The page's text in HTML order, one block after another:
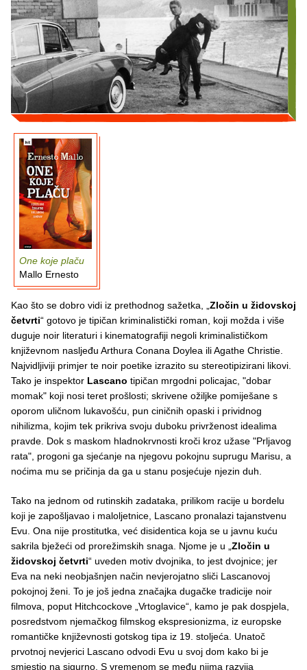
One koje plaču
Mallo Ernesto
Kao što se dobro vidi iz prethodnog sažetka, „ Zločin u židovskoj
četvrti“ gotovo je tipičan kriminalistički roman, koji možda i više
duguje noir literaturi i kinematografiji negoli kriminalističkom
književnom nasljeđu Arthura Conana Doylea ili Agathe Christie.
Najvidljiviji primjer te noir poetike izrazito su stereotipizirani likovi.
Tako je inspektor Lascano tipičan mrgodni policajac, "dobar
momak" koji nosi teret prošlosti; skrivene ožiljke pomiješane s
oporom uličnom lukavošću, pun ciničnih opaski i prividnog
nihilizma, kojim tek prikriva svoju duboku privrženost idealima
pravde. Dok s maskom hladnokrvnosti kroči kroz užase "Prljavog
rata", progoni ga sjećanje na njegovu pokojnu suprugu Marisu, a
noćima mu se pričinja da ga u stanu posjećuje njezin duh.
Tako na jednom od rutinskih zadataka, prilikom racije u bordelu
koji je zapošljavao i maloljetnice, Lascano pronalazi tajanstvenu
Evu. Ona nije prostitutka, već disidentica koja se u javnu kuću
sakrila bježeći od prorežimskih snaga. Njome je u „ Zločin u
židovskoj četvrti“ uveden motiv dvojnika, to jest dvojnice; jer
Eva na neki neobjašnjen način nevjerojatno sliči Lascanovoj
pokojnoj ženi. To je još jedna značajka dugačke tradicije noir
filmova, poput Hitchcockove „Vrtoglavice“, kamo je pak dospjela,
posredstvom njemačkog filmskog ekspresionizma, iz europske
romantičke književnosti gotskog tipa iz 19. stoljeća. Unatoč
prvotnoj nevjerici Lascano odvodi Evu u svoj dom kako bi je
smjestio na sigurno. S vremenom se među njima razvija